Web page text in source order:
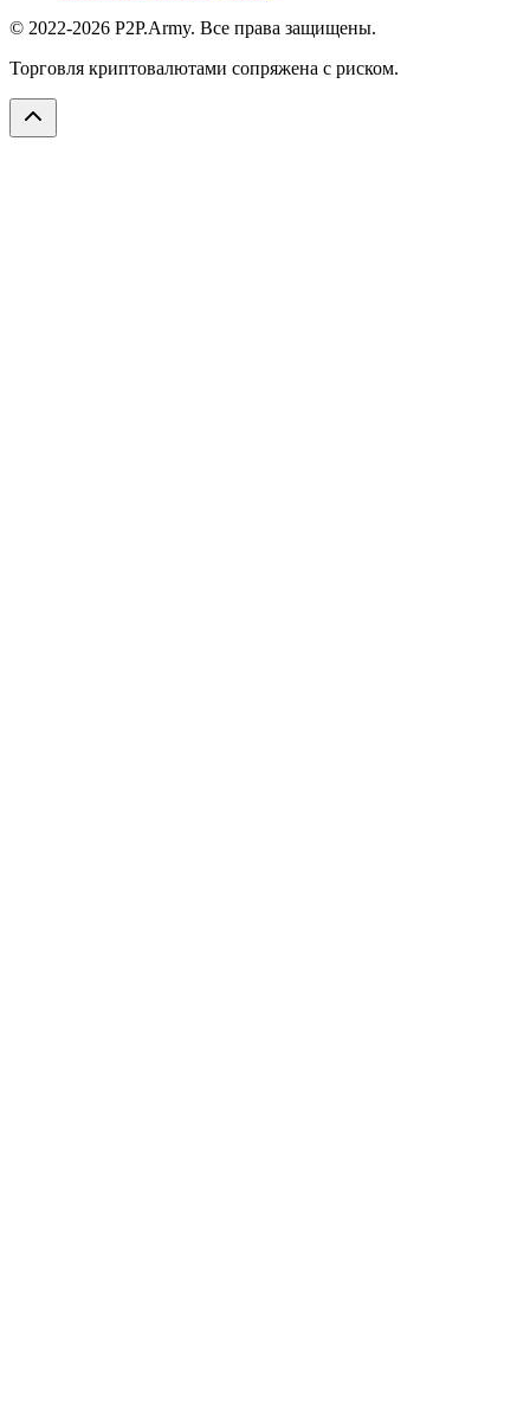
© 2022-2026 P2P.Army. Все права защищены.
Торговля криптовалютами сопряжена с риском.